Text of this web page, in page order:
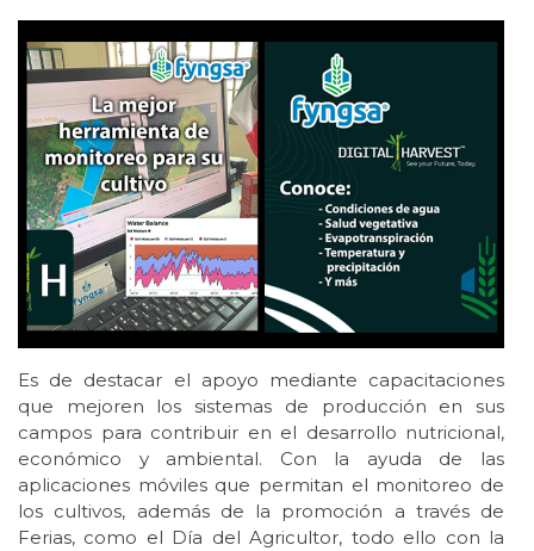
Es de destacar el apoyo mediante capacitaciones
que mejoren los sistemas de producción en sus
campos para contribuir en el desarrollo nutricional,
económico y ambiental. Con la ayuda de las
aplicaciones móviles que permitan el monitoreo de
los cultivos, además de la promoción a través de
Ferias, como el Día del Agricultor, todo ello con la